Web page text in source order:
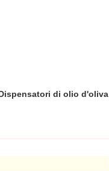
di olio d'oliva